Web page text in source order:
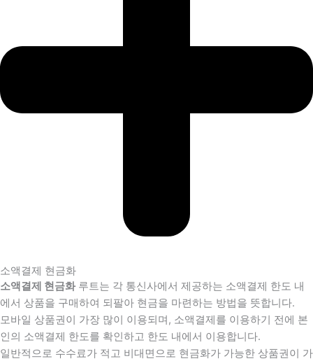
소액결제 현금화
소액결제 현금화루트는 각 통신사에서 제공하는 소액결제 한도 내
에서 상품을 구매하여 되팔아 현금을 마련하는 방법을 뜻합니다.
모바일 상품권이 가장 많이 이용되며, 소액결제를 이용하기 전에 본
인의 소액결제 한도를 확인하고 한도 내에서 이용합니다.
일반적으로 수수료가 적고 비대면으로 현금화가 가능한 상품권이 가